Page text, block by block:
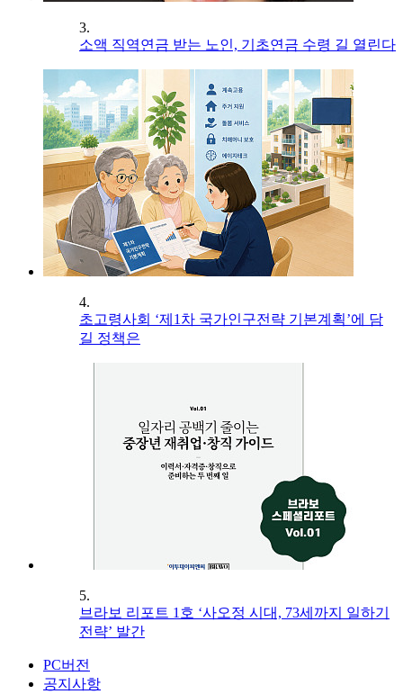
3.
소액 직역연금 받는 노인, 기초연금 수령 길 열린다
4.
초고령사회 ‘제1차 국가인구전략 기본계획’에 담
길 정책은
5.
브라보 리포트 1호 ‘사오정 시대, 73세까지 일하기
전략’ 발간
PC버전
공지사항